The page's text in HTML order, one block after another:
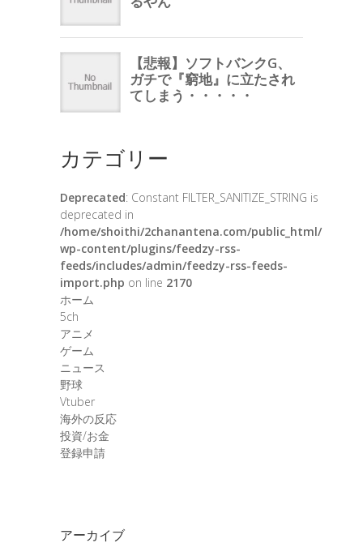
カテゴリー
Deprecated: Constant FILTER_SANITIZE_STRING is
deprecated in
/home/shoithi/2chanantena.com/public_html/
wp-content/plugins/feedzy-rss-
feeds/includes/admin/feedzy-rss-feeds-
import.php on line 2170
ホーム
5ch
アニメ
ゲーム
ニュース
野球
Vtuber
海外の反応
投資/お金
登録申請
アーカイブ